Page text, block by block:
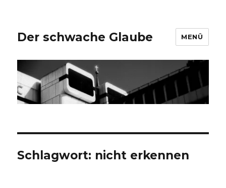
Der schwache Glaube MENÜ
Schlagwort: nicht erkennen